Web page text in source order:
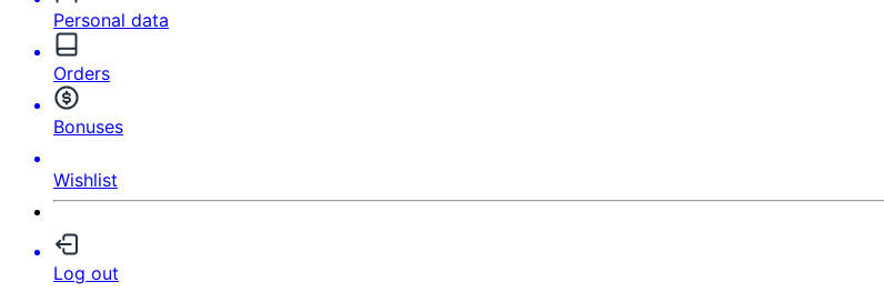
Personal data
Orders
Bonuses
Wishlist
Log out